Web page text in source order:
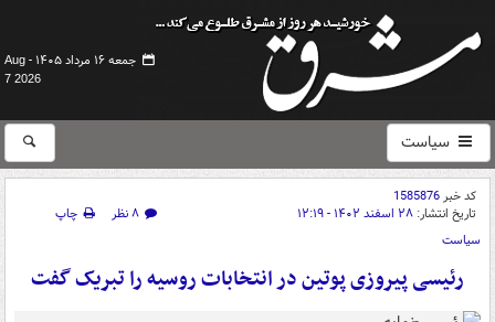
جمعه ۱۶ مرداد ۱۴۰۵ -
Aug
7 2026
سیاست
کد خبر1585876
تاریخ انتشار: ۲۸ اسفند ۱۴۰۲ - ۱۲:۱۹ ۸ نظر
چاپ
سیاست
رئیسی پیروزی پوتین در انتخابات روسیه را تبریک گفت